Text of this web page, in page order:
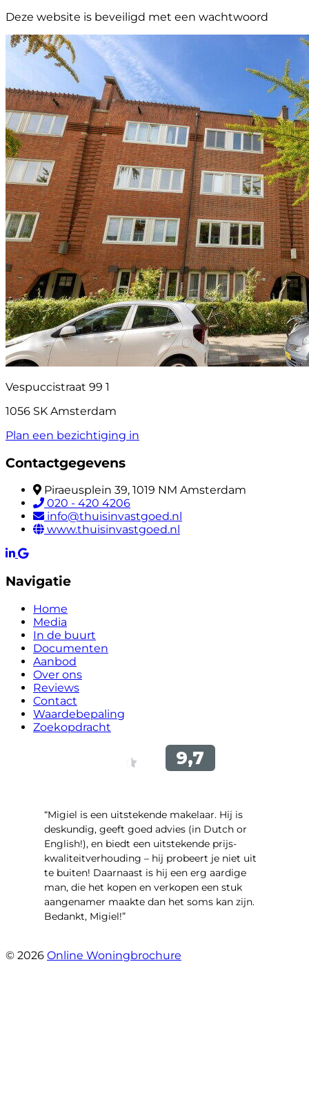
Deze website is beveiligd met een wachtwoord
Vespuccistraat 99 1
1056 SK Amsterdam
Plan een bezichtiging in
Contactgegevens
Piraeusplein 39, 1019 NM Amsterdam
020 - 420 4206
info@thuisinvastgoed.nl
www.thuisinvastgoed.nl
Navigatie
Home
Media
In de buurt
Documenten
Aanbod
Over ons
Reviews
Contact
Waardebepaling
Zoekopdracht
“Migiel is een uitstekende makelaar. Hij is
deskundig, geeft goed advies (in Dutch or
English!), en biedt een uitstekende prijs-
kwaliteitverhouding – hij probeert je niet uit
te buiten! Daarnaast is hij een erg aardige
man, die het kopen en verkopen een stuk
aangenamer maakte dan het soms kan zijn.
Bedankt, Migiel!”
© 2026 Online Woningbrochure